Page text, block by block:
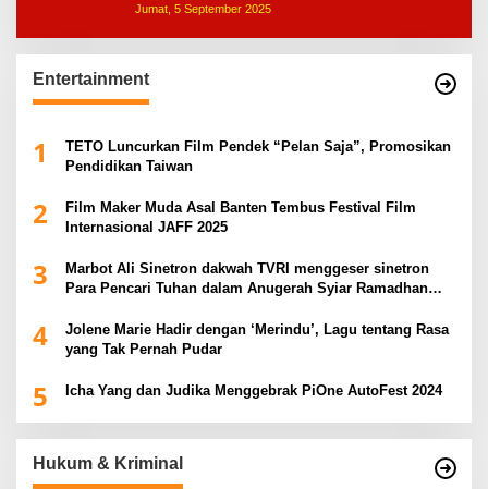
Jumat, 5 September 2025
Entertainment
1
TETO Luncurkan Film Pendek “Pelan Saja”, Promosikan
Pendidikan Taiwan
2
Film Maker Muda Asal Banten Tembus Festival Film
Internasional JAFF 2025
3
Marbot Ali Sinetron dakwah TVRI menggeser sinetron
Para Pencari Tuhan dalam Anugerah Syiar Ramadhan
4
Jolene Marie Hadir dengan ‘Merindu’, Lagu tentang Rasa
yang Tak Pernah Pudar
5 Icha Yang dan Judika Menggebrak PiOne AutoFest 2024
Hukum & Kriminal